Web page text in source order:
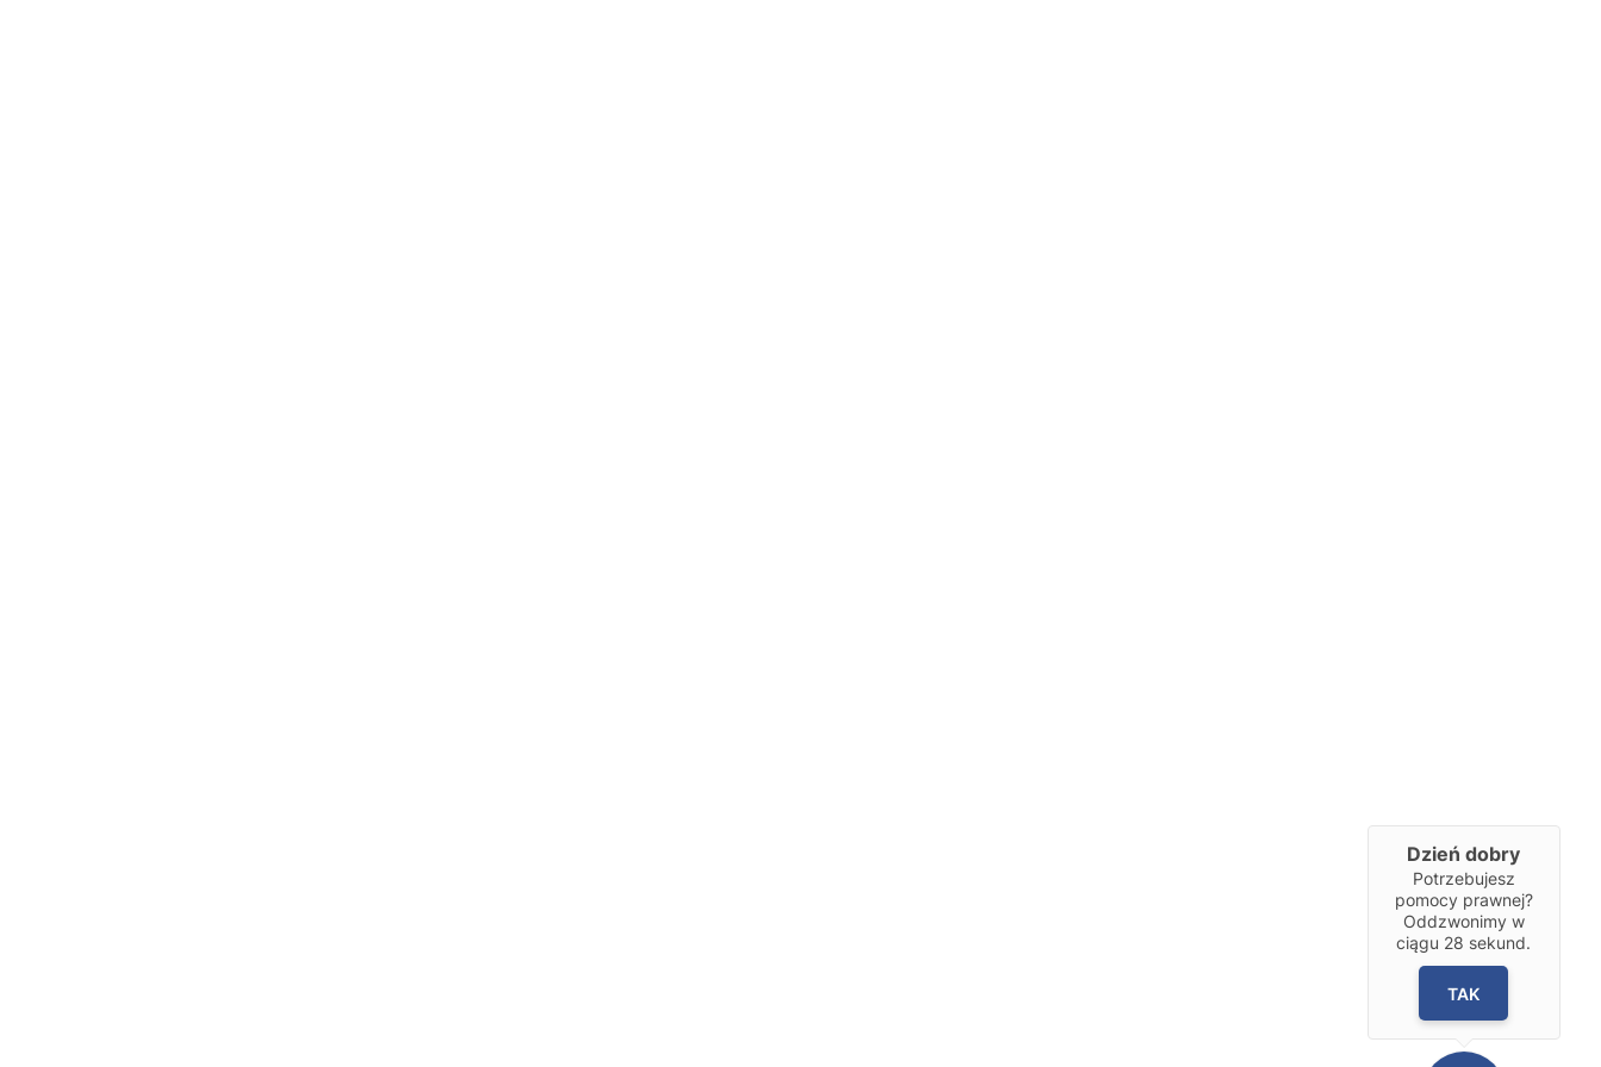
Dzień dobry
Potrzebujesz
pomocy prawnej?
Oddzwonimy w
ciągu 28 sekund.
TAK